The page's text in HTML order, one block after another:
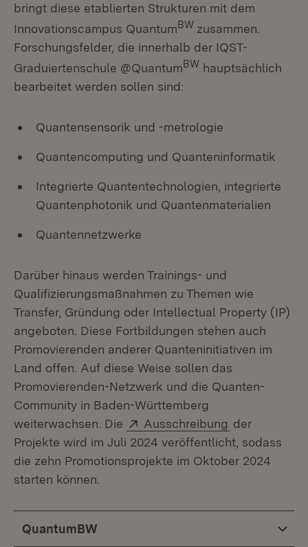
bringt diese etablierten Strukturen mit dem
Innovationscampus QuantumBW zusammen.
Forschungsfelder, die innerhalb der IQST-
Graduiertenschule @QuantumBW hauptsächlich
bearbeitet werden sollen sind:
Quantensensorik und -metrologie
Quantencomputing und Quanteninformatik
Integrierte Quantentechnologien, integrierte
Quantenphotonik und Quantenmaterialien
Quantennetzwerke
Darüber hinaus werden Trainings- und
Qualifizierungsmaßnahmen zu Themen wie
Transfer, Gründung oder Intellectual Property (IP)
angeboten. Diese Fortbildungen stehen auch
Promovierenden anderer Quanteninitiativen im
Land offen. Auf diese Weise sollen das
Promovierenden-Netzwerk und die Quanten-
Community in Baden-Württemberg
weiterwachsen. Die
Extern:
Ausschreibung (Öffnet in
der
Projekte wird im Juli 2024 veröffentlicht, sodass
die zehn Promotionsprojekte im Oktober 2024
starten können.
QuantumBW